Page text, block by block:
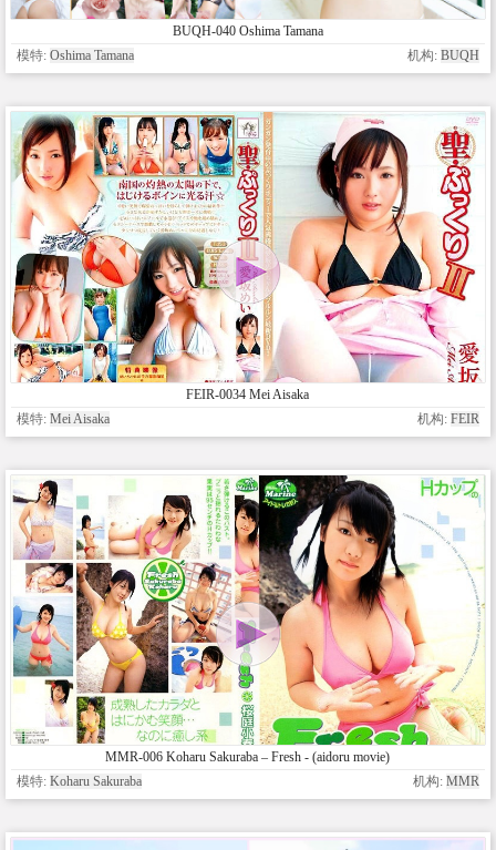
BUQH-040 Oshima Tamana
模特: Oshima Tamana 机构: BUQH
FEIR-0034 Mei Aisaka
模特: Mei Aisaka 机构: FEIR
MMR-006 Koharu Sakuraba – Fresh - (aidoru movie)
模特: Koharu Sakuraba 机构: MMR